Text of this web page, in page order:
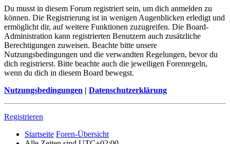
Du musst in diesem Forum registriert sein, um dich anmelden zu
können. Die Registrierung ist in wenigen Augenblicken erledigt und
ermöglicht dir, auf weitere Funktionen zuzugreifen. Die Board-
Administration kann registrierten Benutzern auch zusätzliche
Berechtigungen zuweisen. Beachte bitte unsere
Nutzungsbedingungen und die verwandten Regelungen, bevor du
dich registrierst. Bitte beachte auch die jeweiligen Forenregeln,
wenn du dich in diesem Board bewegst.
Nutzungsbedingungen | Datenschutzerklärung
Registrieren
Startseite Foren-Übersicht